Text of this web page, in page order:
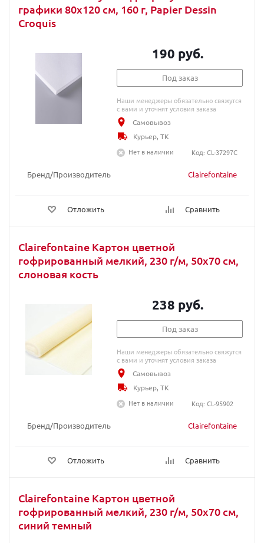
графики 80х120 см, 160 г, Papier Dessin
Croquis
Бренд/Производитель Clairefontaine
Отложить Сравнить
190 руб.
Под заказ
Наши менеджеры обязательно свяжутся
с вами и уточнят условия заказа
Самовывоз
Курьер, ТК
Нет в наличии
Код: CL-37297C
Clairefontaine Картон цветной
гофрированный мелкий, 230 г/м, 50х70 см,
слоновая кость
Бренд/Производитель Clairefontaine
Отложить Сравнить
238 руб.
Под заказ
Наши менеджеры обязательно свяжутся
с вами и уточнят условия заказа
Самовывоз
Курьер, ТК
Нет в наличии
Код: CL-95902
Clairefontaine Картон цветной
гофрированный мелкий, 230 г/м, 50х70 см,
синий темный